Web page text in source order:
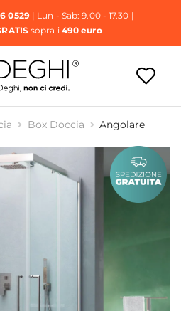
0529| Lun - Sab: 9.00 - 17.30 |
sopra i 490 euro
Box Doccia Angolare